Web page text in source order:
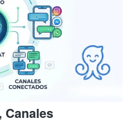
Canales